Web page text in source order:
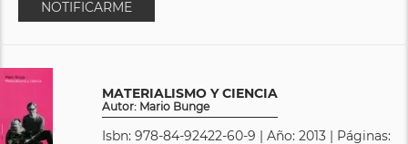
NOTIFICARME
MATERIALISMO Y CIENCIA
Autor: Mario Bunge
Isbn: 978-84-92422-60-9 | Año: 2013 | Páginas: